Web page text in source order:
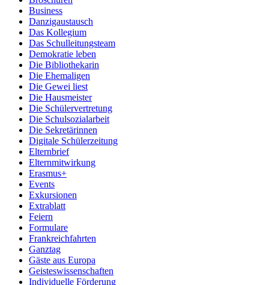
Business
Danzigaustausch
Das Kollegium
Das Schulleitungsteam
Demokratie leben
Die Bibliothekarin
Die Ehemaligen
Die Gewei liest
Die Hausmeister
Die Schülervertretung
Die Schulsozialarbeit
Die Sekretärinnen
Digitale Schülerzeitung
Elternbrief
Elternmitwirkung
Erasmus+
Events
Exkursionen
Extrablatt
Feiern
Formulare
Frankreichfahrten
Ganztag
Gäste aus Europa
Geisteswissenschaften
Individuelle Förderung